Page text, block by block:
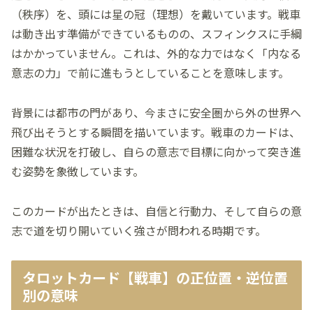
（秩序）を、頭には星の冠（理想）を戴いています。戦車
は動き出す準備ができているものの、スフィンクスに手綱
はかかっていません。これは、外的な力ではなく「内なる
意志の力」で前に進もうとしていることを意味します。
背景には都市の門があり、今まさに安全圏から外の世界へ
飛び出そうとする瞬間を描いています。戦車のカードは、
困難な状況を打破し、自らの意志で目標に向かって突き進
む姿勢を象徴しています。
このカードが出たときは、自信と行動力、そして自らの意
志で道を切り開いていく強さが問われる時期です。
タロットカード【戦車】の正位置・逆位置
別の意味